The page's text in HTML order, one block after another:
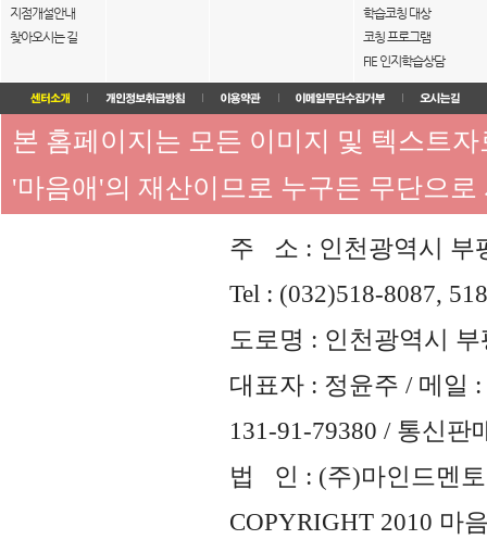
지점개설안내
찾아오시는 길
학습코칭 대상
코칭 프로그램
FIE 인지학습상담
본 홈페이지는 모든 이미지 및 텍스트
'마음애'의 재산이므로 누구든 무단으
주 소 : 인천광역시 부
Tel : (032)518-8087,
도로명 : 인천광역시
대표자 : 정윤주 / 메일 :
131-91-79380 / 통신판
법 인 : (주)마인드멘토
COPYRIGHT 2010 마